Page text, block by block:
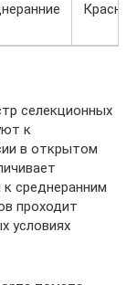
селекционных
к
в открытом
среднеранним
проходит
условиях